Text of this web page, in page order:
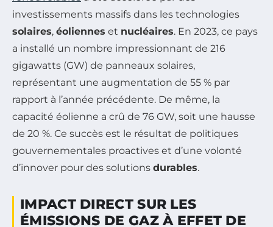
investissements massifs dans les technologies
solaires, éoliennes et nucléaires. En 2023, ce pays
a installé un nombre impressionnant de 216
gigawatts (GW) de panneaux solaires,
représentant une augmentation de 55 % par
rapport à l’année précédente. De même, la
capacité éolienne a crû de 76 GW, soit une hausse
de 20 %. Ce succès est le résultat de politiques
gouvernementales proactives et d’une volonté
d’innover pour des solutions durables.
IMPACT DIRECT SUR LES
ÉMISSIONS DE GAZ À EFFET DE